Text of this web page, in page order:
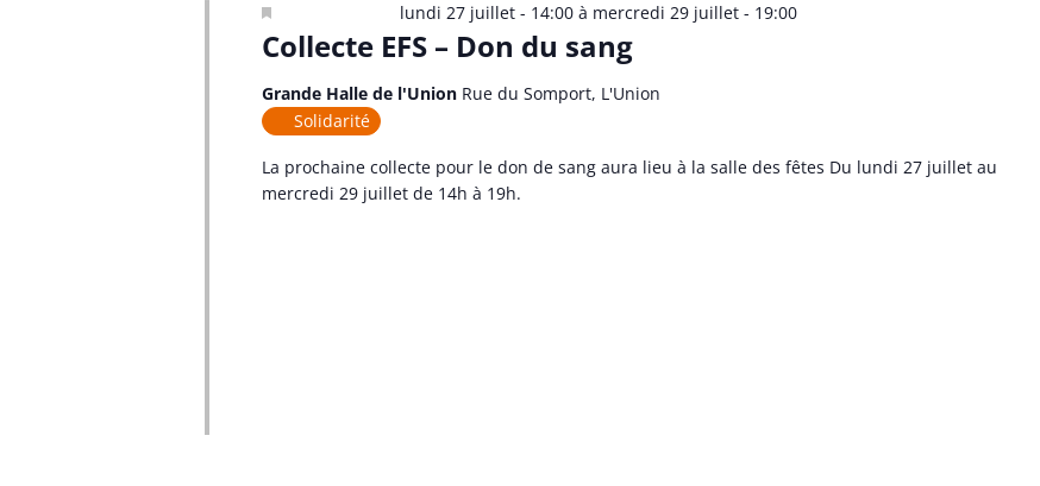
Collecte EFS – Don du sang
lundi 27 juillet - 14:00à mercredi 29 juillet - 19:00
Grande Halle de l'Union Rue du Somport, L'Union
Solidarité
La prochaine collecte pour le don de sang aura lieu à la salle des fêtes Du lundi 27 juillet au
mercredi 29 juillet de 14h à 19h.